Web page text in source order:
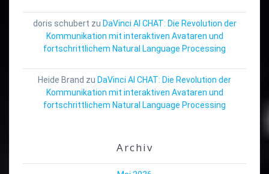
doris schubert zu DaVinci AI CHAT: Die Revolution der
Kommunikation mit interaktiven Avataren und
fortschrittlichem Natural Language Processing
Heide Brand zu DaVinci AI CHAT: Die Revolution der
Kommunikation mit interaktiven Avataren und
fortschrittlichem Natural Language Processing
Archiv